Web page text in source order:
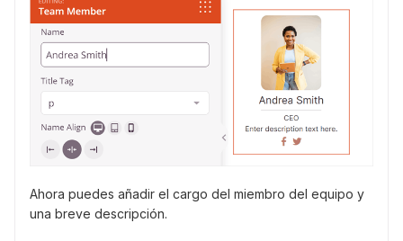
Ahora puedes añadir el cargo del miembro del equipo y
una breve descripción.